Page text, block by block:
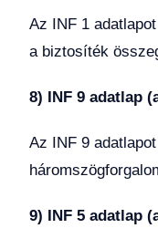
Az INF 1
a biztosíték
8) INF 9 adatlap
Az INF 9
9) INF 5 adatlap